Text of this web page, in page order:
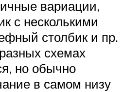
вариации,
с несколькими
столбик и пр.
схемах
но обычно
в самом низу